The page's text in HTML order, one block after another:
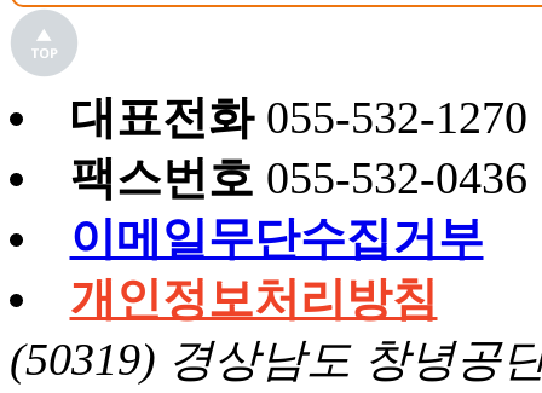
대표전화055-532-1270
팩스번호 055-532-0436
이메일무단수집거부
개인정보처리방침
(50319) 경상남도 창녕공